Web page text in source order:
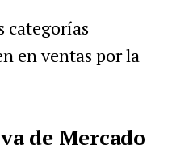
categorías
en ventas por la
de Mercado